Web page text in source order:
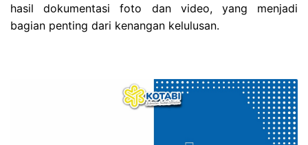
hasil dokumentasi foto dan video, yang menjadi
bagian penting dari kenangan kelulusan.